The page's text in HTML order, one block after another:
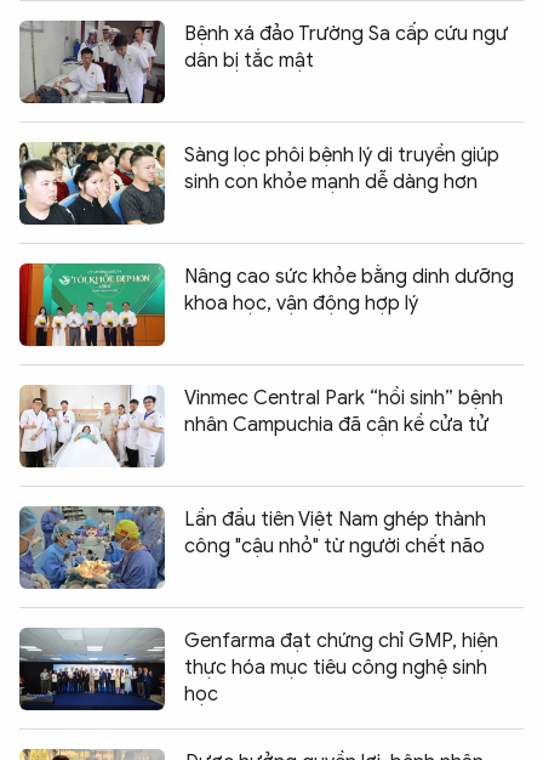
Bệnh xá đảo Trường Sa cấp cứu ngư
dân bị tắc mật
Sàng lọc phôi bệnh lý di truyền giúp
sinh con khỏe mạnh dễ dàng hơn
Nâng cao sức khỏe bằng dinh dưỡng
khoa học, vận động hợp lý
Vinmec Central Park “hồi sinh” bệnh
nhân Campuchia đã cận kề cửa tử
Lần đầu tiên Việt Nam ghép thành
công "cậu nhỏ" từ người chết não
Genfarma đạt chứng chỉ GMP, hiện
thực hóa mục tiêu công nghệ sinh
học